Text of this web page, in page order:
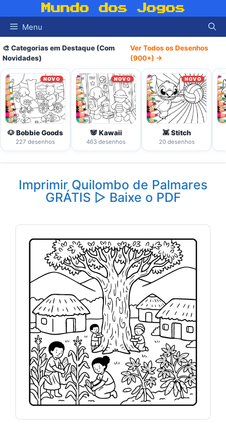
para
conteúdo
Mundo dos Jogos
Menu
🎨 Categorias em Destaque (Com
Novidades)
Ver Todos os Desenhos
(900+) →
NOVO
🐶 Bobbie Goods
227 desenhos
NOVO
🐼 Kawaii
463 desenhos
NOVO
👾 Stitch
20 desenhos
Imprimir Quilombo de Palmares
GRÁTIS ▷ Baixe o PDF